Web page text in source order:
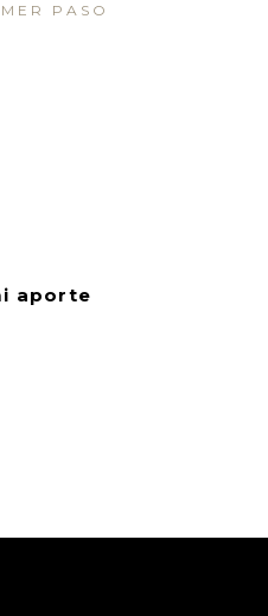
PASO
aporte